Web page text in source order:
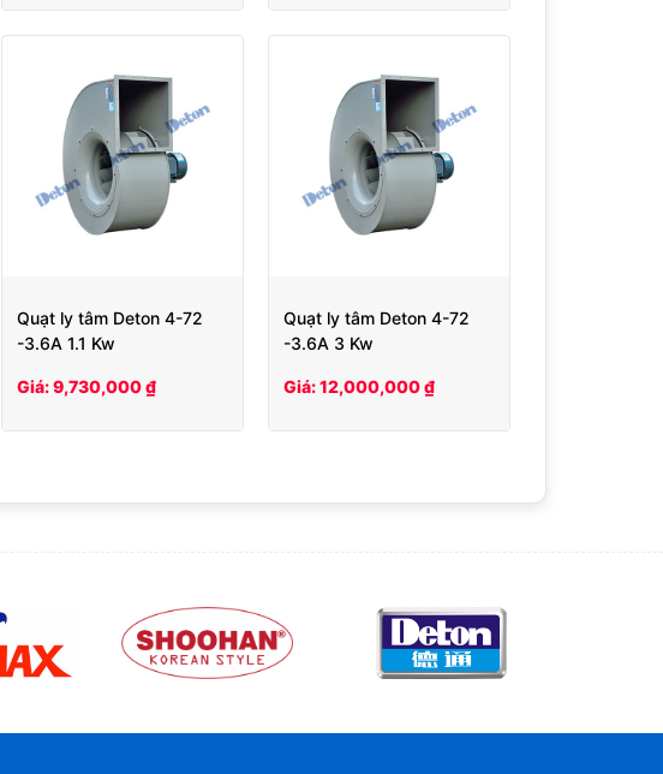
Quạt ly tâm Deton 4-72
-3.6A 1.1 Kw
Giá: 9,730,000 ₫
Quạt ly tâm Deton 4-72
-3.6A 3 Kw
Giá: 12,000,000 ₫